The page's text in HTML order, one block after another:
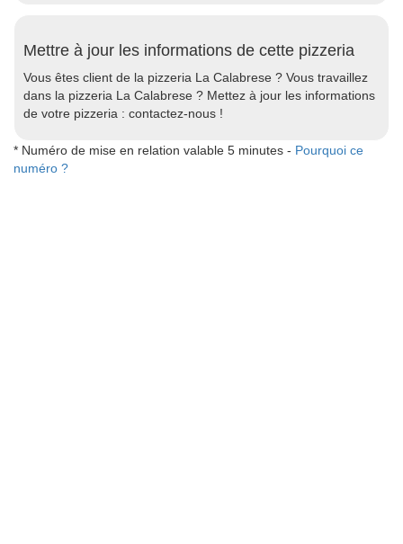
Mettre à jour les informations de cette pizzeria
Vous êtes client de la pizzeria La Calabrese ? Vous travaillez
dans la pizzeria La Calabrese ? Mettez à jour les informations
de votre pizzeria : contactez-nous !
* Numéro de mise en relation valable 5 minutes - Pourquoi ce
numéro ?